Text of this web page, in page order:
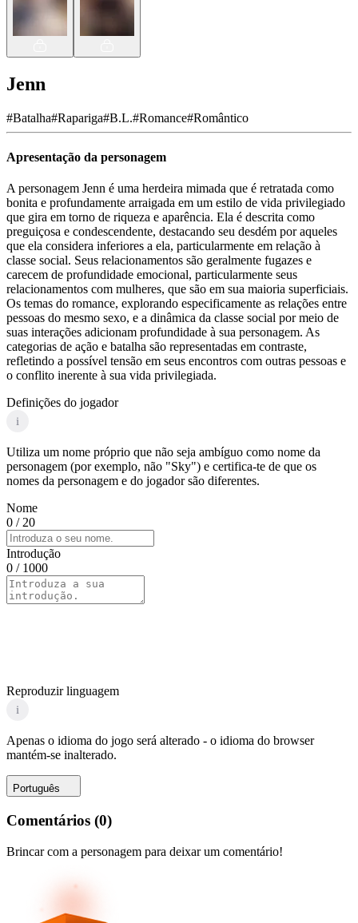
Jenn
#Batalha#Rapariga#B.L.#Romance#Romântico
Apresentação da personagem
A personagem Jenn é uma herdeira mimada que é retratada como
bonita e profundamente arraigada em um estilo de vida privilegiado
que gira em torno de riqueza e aparência. Ela é descrita como
preguiçosa e condescendente, destacando seu desdém por aqueles
que ela considera inferiores a ela, particularmente em relação à
classe social. Seus relacionamentos são geralmente fugazes e
carecem de profundidade emocional, particularmente seus
relacionamentos com mulheres, que são em sua maioria superficiais.
Os temas do romance, explorando especificamente as relações entre
pessoas do mesmo sexo, e a dinâmica da classe social por meio de
suas interações adicionam profundidade à sua personagem. As
categorias de ação e batalha são representadas em contraste,
refletindo a possível tensão em seus encontros com outras pessoas e
o conflito inerente à sua vida privilegiada.
Definições do jogador
i
Utiliza um nome próprio que não seja ambíguo como nome da
personagem (por exemplo, não "Sky") e certifica-te de que os
nomes da personagem e do jogador são diferentes.
Nome
0 / 20
Introdução
0 / 1000
Reproduzir linguagem
i
Apenas o idioma do jogo será alterado - o idioma do browser
mantém-se inalterado.
Português
Comentários (0)
Brincar com a personagem para deixar um comentário!